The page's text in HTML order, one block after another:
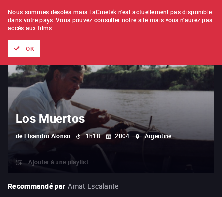
À L'UNITÉ ABONNEMENT
Los Muertos
de Lisandro Alonso 1h18 2004 Argentine
Ajouter à une playlist
Recommandé par Amat Escalante
Nous sommes désolés mais LaCinetek n'est actuellement pas disponible
dans votre pays. Vous pouvez consulter notre site mais vous n'aurez pas
accès aux films.
OK